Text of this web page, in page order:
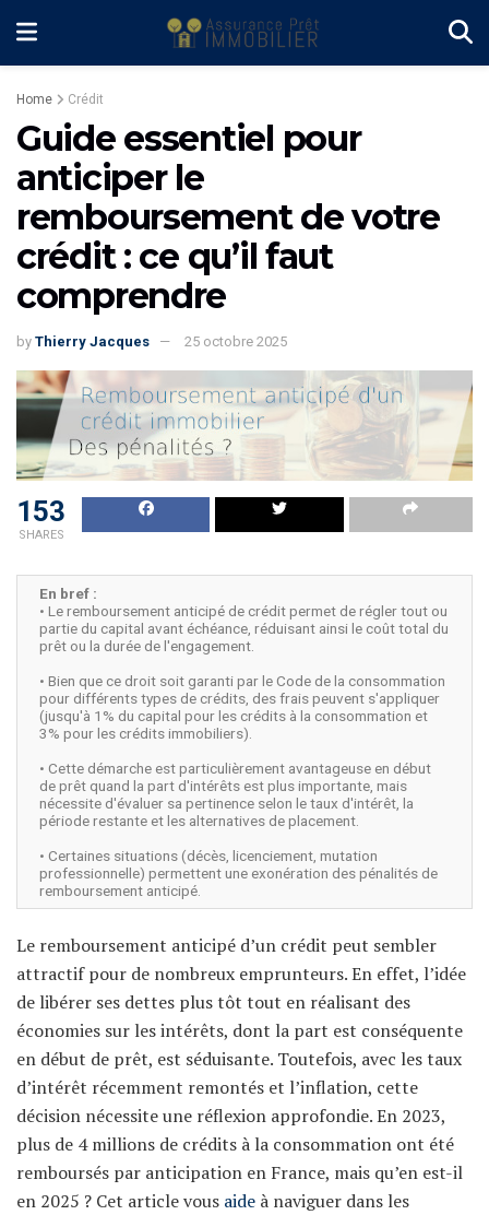
Home Crédit
Guide essentiel pour
anticiper le
remboursement de votre
crédit : ce qu’il faut
comprendre
by Thierry Jacques 25 octobre 2025
153
SHARES
En bref :
• Le remboursement anticipé de crédit permet de régler tout ou
partie du capital avant échéance, réduisant ainsi le coût total du
prêt ou la durée de l'engagement.
• Bien que ce droit soit garanti par le Code de la consommation
pour différents types de crédits, des frais peuvent s'appliquer
(jusqu'à 1% du capital pour les crédits à la consommation et
3% pour les crédits immobiliers).
• Cette démarche est particulièrement avantageuse en début
de prêt quand la part d'intérêts est plus importante, mais
nécessite d'évaluer sa pertinence selon le taux d'intérêt, la
période restante et les alternatives de placement.
• Certaines situations (décès, licenciement, mutation
professionnelle) permettent une exonération des pénalités de
remboursement anticipé.
Le remboursement anticipé d’un crédit peut sembler
attractif pour de nombreux emprunteurs. En effet, l’idée
de libérer ses dettes plus tôt tout en réalisant des
économies sur les intérêts, dont la part est conséquente
en début de prêt, est séduisante. Toutefois, avec les taux
d’intérêt récemment remontés et l’inflation, cette
décision nécessite une réflexion approfondie. En 2023,
plus de 4 millions de crédits à la consommation ont été
remboursés par anticipation en France, mais qu’en est-il
en 2025 ? Cet article vous aide à naviguer dans les